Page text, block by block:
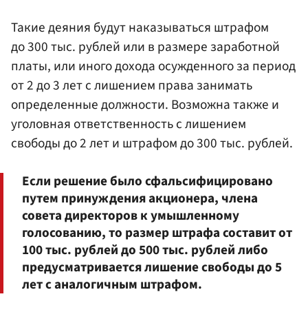
Такие деяния будут наказываться штрафом
до 300 тыс. рублей или в размере заработной
платы, или иного дохода осужденного за период
от 2 до 3 лет с лишением права занимать
определенные должности. Возможна также и
уголовная ответственность с лишением
свободы до 2 лет и штрафом до 300 тыс. рублей.
Если решение было сфальсифицировано
путем принуждения акционера, члена
совета директоров к умышленному
голосованию, то размер штрафа составит от
100 тыс. рублей до 500 тыс. рублей либо
предусматривается лишение свободы до 5
лет с аналогичным штрафом.